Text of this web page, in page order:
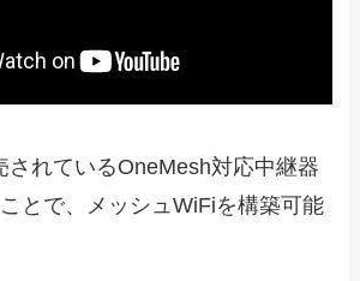
されているOneMesh対応中継器
とで、メッシュWiFiを構築可能